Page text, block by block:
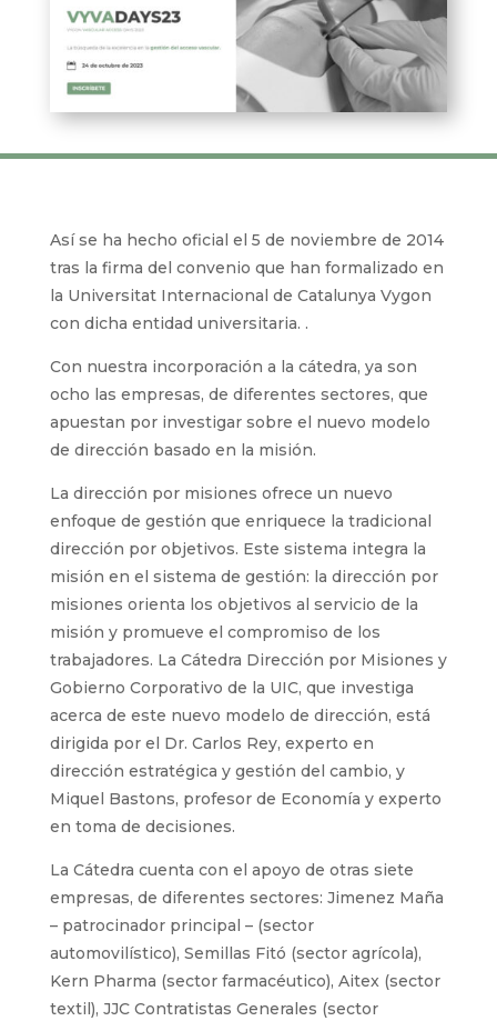
Así se ha hecho oficial el 5 de noviembre de 2014
tras la firma del convenio que han formalizado en
la Universitat Internacional de Catalunya Vygon
con dicha entidad universitaria. .
Con nuestra incorporación a la cátedra, ya son
ocho las empresas, de diferentes sectores, que
apuestan por investigar sobre el nuevo modelo
de dirección basado en la misión.
La dirección por misiones ofrece un nuevo
enfoque de gestión que enriquece la tradicional
dirección por objetivos. Este sistema integra la
misión en el sistema de gestión: la dirección por
misiones orienta los objetivos al servicio de la
misión y promueve el compromiso de los
trabajadores. La Cátedra Dirección por Misiones y
Gobierno Corporativo de la UIC, que investiga
acerca de este nuevo modelo de dirección, está
dirigida por el Dr. Carlos Rey, experto en
dirección estratégica y gestión del cambio, y
Miquel Bastons, profesor de Economía y experto
en toma de decisiones.
La Cátedra cuenta con el apoyo de otras siete
empresas, de diferentes sectores: Jimenez Maña
– patrocinador principal – (sector
automovilístico), Semillas Fitó (sector agrícola),
Kern Pharma (sector farmacéutico), Aitex (sector
textil), JJC Contratistas Generales (sector